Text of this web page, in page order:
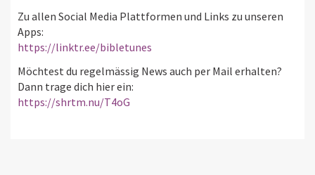
Zu allen Social Media Plattformen und Links zu unseren
Apps:
https://linktr.ee/bibletunes
Möchtest du regelmässig News auch per Mail erhalten?
Dann trage dich hier ein:
https://shrtm.nu/T4oG